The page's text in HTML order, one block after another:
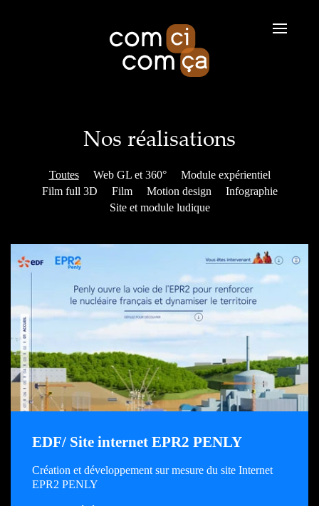
Nos réalisations
Toutes Web GL et 360°
Module expérientiel
Film full 3D
Film Motion design
Infographie
Site et module ludique
EDF/ Site internet EPR2 PENLY
Création et développement sur mesure du site Internet
EPR2 PENLY